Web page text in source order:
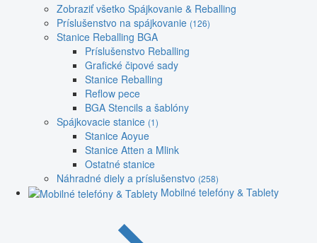
Zobraziť všetko Spájkovanie & Reballing
Príslušenstvo na spájkovanie (126)
Stanice Reballing BGA
Príslušenstvo Reballing
Grafické čipové sady
Stanice Reballing
Reflow pece
BGA Stencils a šablóny
Spájkovacie stanice (1)
Stanice Aoyue
Stanice Atten a Mlink
Ostatné stanice
Náhradné diely a príslušenstvo (258)
Mobilné telefóny & Tablety